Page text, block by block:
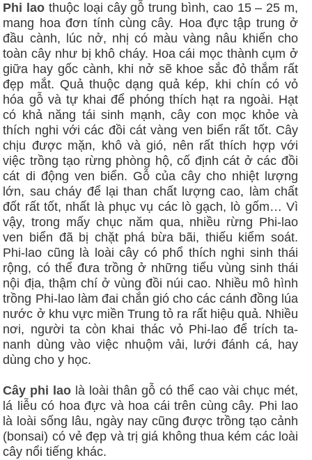
Phi lao thuộc loại cây gỗ trung bình, cao 15 – 25 m,
mang hoa đơn tính cùng cây. Hoa đực tập trung ở
đầu cành, lúc nở, nhị có màu vàng nâu khiến cho
toàn cây như bị khô cháy. Hoa cái mọc thành cụm ở
giữa hay gốc cành, khi nở sẽ khoe sắc đỏ thắm rất
đẹp mắt. Quả thuộc dạng quả kép, khi chín có vỏ
hóa gỗ và tự khai để phóng thích hạt ra ngoài. Hạt
có khả năng tái sinh mạnh, cây con mọc khỏe và
thích nghi với các đồi cát vàng ven biển rất tốt. Cây
chịu được mặn, khô và gió, nên rất thích hợp với
việc trồng tạo rừng phòng hộ, cố định cát ở các đồi
cát di động ven biển. Gỗ của cây cho nhiệt lượng
lớn, sau cháy để lại than chất lượng cao, làm chất
đốt rất tốt, nhất là phục vụ các lò gạch, lò gốm… Vì
vậy, trong mấy chục năm qua, nhiều rừng Phi-lao
ven biển đã bị chặt phá bừa bãi, thiếu kiểm soát.
Phi-lao cũng là loài cây có phổ thích nghi sinh thái
rộng, có thể đưa trồng ở những tiểu vùng sinh thái
nội địa, thậm chí ở vùng đồi núi cao. Nhiều mô hình
trồng Phi-lao làm đai chắn gió cho các cánh đồng lúa
nước ở khu vực miền Trung tỏ ra rất hiệu quả. Nhiều
nơi, người ta còn khai thác vỏ Phi-lao để trích ta-
nanh dùng vào việc nhuộm vải, lưới đánh cá, hay
dùng cho y học.
Cây phi lao là loài thân gỗ có thể cao vài chục mét,
lá liễu có hoa đực và hoa cái trên cùng cây. Phi lao
là loài sống lâu, ngày nay cũng được trồng tạo cảnh
(bonsai) có vẻ đẹp và trị giá không thua kém các loài
cây nổi tiếng khác.